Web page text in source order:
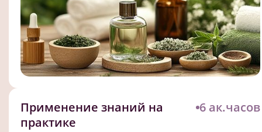
Применение знаний на
практике
6 ак.часов